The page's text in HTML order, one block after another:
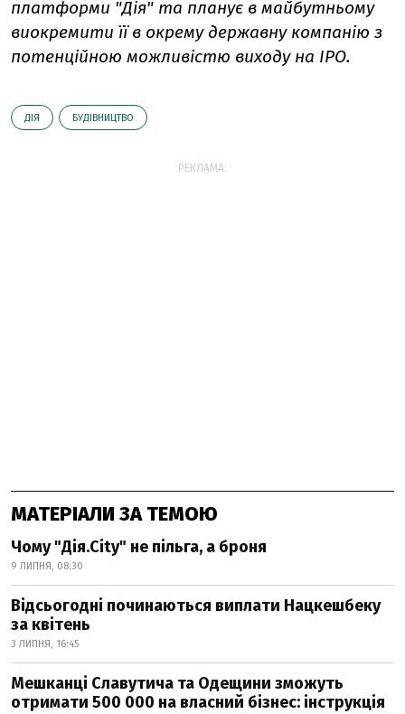
платформи "Дія" та планує в майбутньому
виокремити її в окрему державну компанію з
потенційною можливістю виходу на IPO.
ДІЯ БУДІВНИЦТВО
РЕКЛАМА:
МАТЕРІАЛИ ЗА ТЕМОЮ
Чому "Дія.City" не пільга, а броня
9 ЛИПНЯ, 08:30
Відсьогодні починаються виплати Нацкешбеку
за квітень
3 ЛИПНЯ, 16:45
Мешканці Славутича та Одещини зможуть
отримати 500 000 на власний бізнес: інструкція